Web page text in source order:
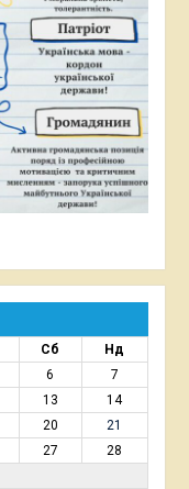
Сб
Нд
6
7
13
14
20
21
27
28